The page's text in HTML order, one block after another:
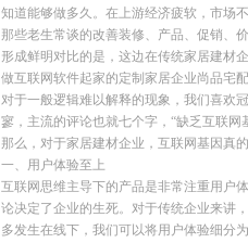
知道能够做多久。在上游经济疲软，市场
那些老生常谈的改善装修、产品、促销、
形成鲜明对比的是，这边在传统家居建材
做互联网软件起家的定制家居企业尚品宅
对于一般逻辑难以解释的现象，我们喜欢
寥，主流的评论也就七个字，“缺乏互联网
那么，对于家居建材企业，互联网基因真
一、用户体验至上
互联网思维主导下的产品是非常注重用户
论决定了企业的生死。对于传统企业来讲
多发生在线下，我们可以将用户体验细分